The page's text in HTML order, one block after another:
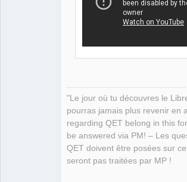
"Le jour où tu découvres le
pourras jamais plus revenir en
regarding QET belong in this
be answered via PM! – Les
QET doivent être posées sur
seront pas traitées par MP !